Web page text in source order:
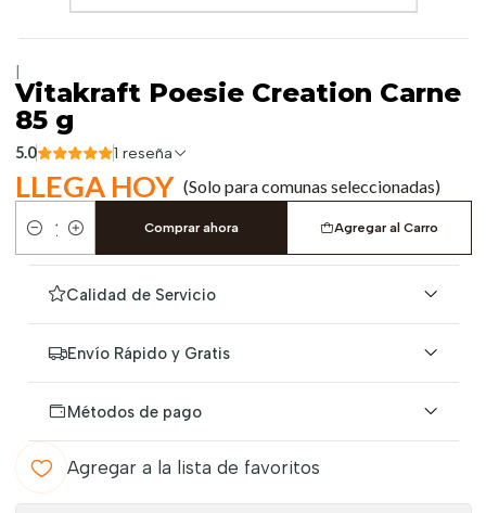
Vitakraft Poesie Creation Carne
85 g
5.0 1 reseña
LLEGA HOY (Solo para comunas seleccionadas)
Cantidad
Agregar al Carro
Comprar ahora
Calidad de Servicio
Envío Rápido y Gratis
Métodos de pago
Agregar a la lista de favoritos